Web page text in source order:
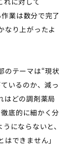
業は数分で完了
なり上がったよ
のテーマは“現状
いるのか、減っ
はどの調剤薬局
底的に細かく分
にならないと、
できません」